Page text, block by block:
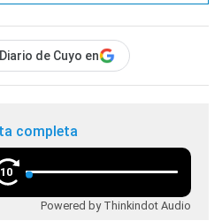
de Cuyo en
completa
10
Powered by Thinkindot Audio